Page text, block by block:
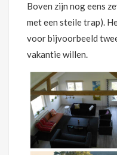
Boven zijn nog eens
met een steile trap).
voor bijvoorbeeld
vakantie willen.